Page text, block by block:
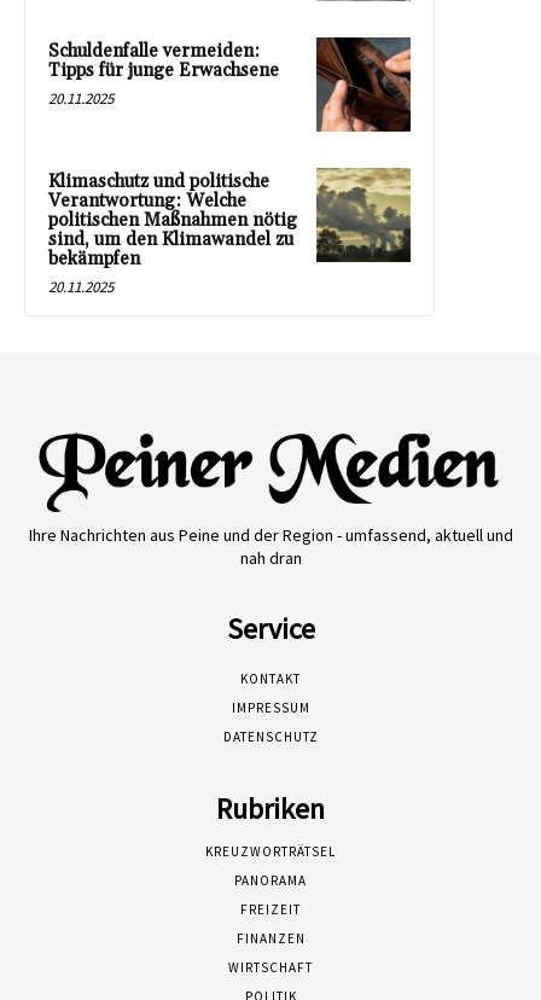
Schuldenfalle vermeiden:
Tipps für junge Erwachsene
20.11.2025
Klimaschutz und politische
Verantwortung: Welche
politischen Maßnahmen nötig
sind, um den Klimawandel zu
bekämpfen
20.11.2025
Ihre Nachrichten aus Peine und der Region - umfassend, aktuell und
nah dran
Service
KONTAKT
IMPRESSUM
DATENSCHUTZ
Rubriken
KREUZWORTRÄTSEL
PANORAMA
FREIZEIT
FINANZEN
WIRTSCHAFT
POLITIK